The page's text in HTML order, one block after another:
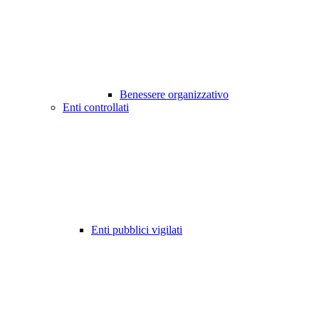
Benessere organizzativo
Enti controllati
Enti pubblici vigilati